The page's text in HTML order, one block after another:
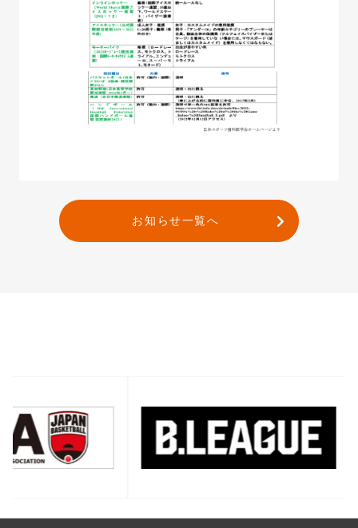
お知らせ一覧へ